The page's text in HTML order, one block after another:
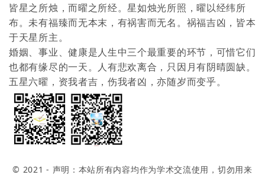
皆星之所烛，而曜之所经。星如烛光所照，曜以经纬所
布。未有福臻而无本末，有祸害而无名。祸福吉凶，皆本
于天星所主。
婚姻、事业、健康是人生中三个最重要的环节，可惜它们
也都有缘尽的一天。人有悲欢离合，只因月有阴晴圆缺。
五星六曜，资我者吉，伤我者凶，亦随岁而变乎。
© 2021 - 声明：本站所有内容均作为学术交流使用，切勿用来